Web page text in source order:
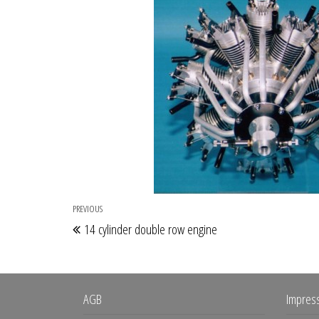
Beitragsnavigation
Previous
Post
PREVIOUS
14 cylinder double row engine
AGB